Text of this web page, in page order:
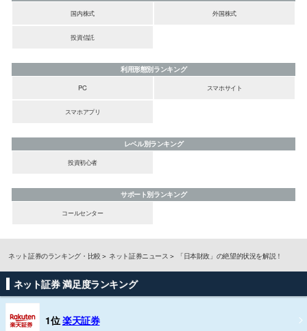
国内株式
外国株式
投資信託
利用形態別ランキング
PC
スマホサイト
スマホアプリ
レベル別ランキング
投資初心者
サポート別ランキング
コールセンター
ネット証券のランキング・比較 ネット証券ニュース 「日本財政」の絶望的状況を解説！
ネット証券 満足度ランキング
1位楽天証券